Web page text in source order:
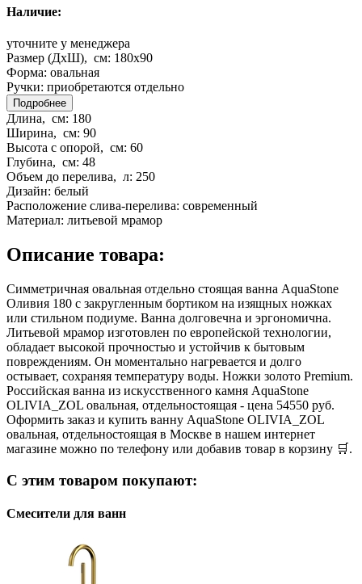
Наличие:
уточните у менеджера
Размер (ДхШ), см: 180x90
Форма: овальная
Ручки: приобретаются отдельно
Подробнее
Длина, см: 180
Ширина, см: 90
Высота с опорой, см: 60
Глубина, см: 48
Объем до перелива, л: 250
Дизайн: белый
Расположение слива-перелива: современный
Материал: литьевой мрамор
Описание товара:
Симметричная овальная отдельно стоящая ванна AquaStone
Оливия 180 с закругленным бортиком на изящных ножках
или стильном подиуме. Ванна долговечна и эргономична.
Литьевой мрамор изготовлен по европейской технологии,
обладает высокой прочностью и устойчив к бытовым
повреждениям. Он моментально нагревается и долго
остывает, сохраняя температуру воды. Ножки золото Premium.
Российская ванна из искусственного камня AquaStone
OLIVIA_ZOL овальная, отдельностоящая - цена 54550 руб.
Оформить заказ и купить ванну AquaStone OLIVIA_ZOL
овальная, отдельностоящая в Москве в нашем интернет
магазине можно по телефону или добавив товар в корзину 🛒.
С этим товаром покупают:
Смесители для ванн